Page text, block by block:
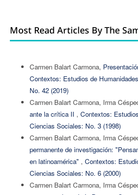
Most Read Articles By The
Carmen Balart Carmona,
Contextos: Estudios de
No. 42 (2019)
Carmen Balart Carmona, Irma
ante la crítica II , Contextos:
Ciencias Sociales: No. 3 (1998)
Carmen Balart Carmona, Irma
permanente de investigación:
en latinoamérica" , Contextos:
Ciencias Sociales: No. 6 (2000)
Carmen Balart Carmona, Irma